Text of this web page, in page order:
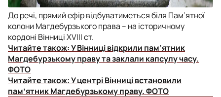
До речі, прямий ефір відбуватиметься біля Пам’ятної
колони Магдебурзького права – на історичному
кордоні Вінниці XVIII ст.
Читайте також:У Вінниці відкрили пам’ятник
Магдебурзькому праву та заклали капсулу часу.
ФОТО
Читайте також:У центрі Вінниці встановили
пам’ятник Магдебурзькому праву. ФОТО